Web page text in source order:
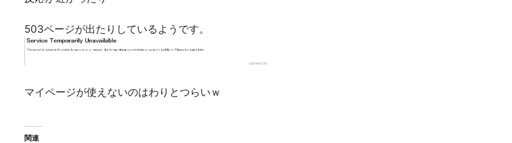
503ページが出たりしているようです。
マイページが使えないのはわりとつらいｗ
関連